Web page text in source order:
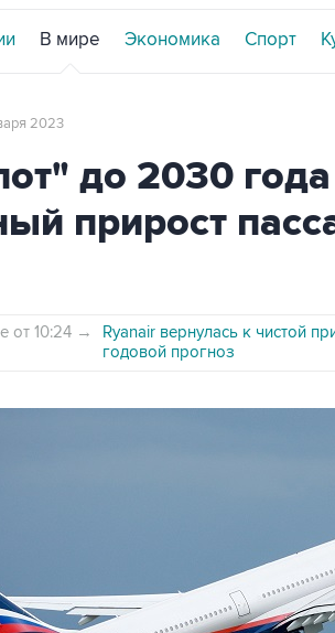
В мире Экономика Спорт
2023
до 2030
прирост
от 10:24 →
Ryanair вернулась к чистой
годовой прогноз